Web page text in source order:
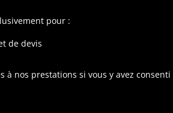
pour :
de devis
à nos prestations si vous y avez consenti